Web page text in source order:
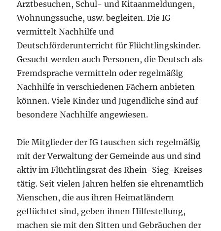
Arztbesuchen, Schul- und Kitaanmeldungen,
Wohnungssuche, usw. begleiten. Die IG
vermittelt Nachhilfe und
Deutschförderunterricht für Flüchtlingskinder.
Gesucht werden auch Personen, die Deutsch als
Fremdsprache vermitteln oder regelmäßig
Nachhilfe in verschiedenen Fächern anbieten
können. Viele Kinder und Jugendliche sind auf
besondere Nachhilfe angewiesen.
Die Mitglieder der IG tauschen sich regelmäßig
mit der Verwaltung der Gemeinde aus und sind
aktiv im Flüchtlingsrat des Rhein-Sieg-Kreises
tätig. Seit vielen Jahren helfen sie ehrenamtlich
Menschen, die aus ihren Heimatländern
geflüchtet sind, geben ihnen Hilfestellung,
machen sie mit den Sitten und Gebräuchen der